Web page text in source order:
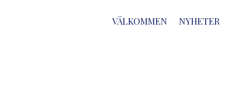
VÄLKOMMEN NYHETER